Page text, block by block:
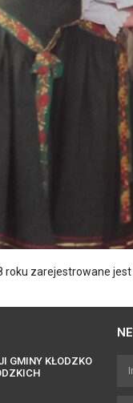
roku zarejestrowane
GMINY KŁODZKO